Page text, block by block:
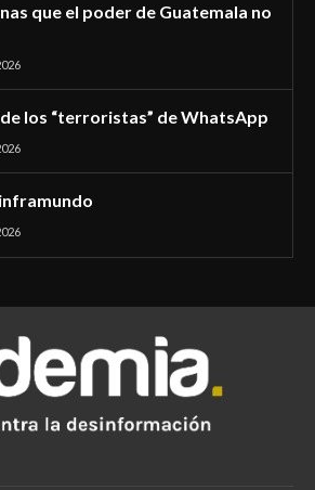
que el poder de Guatemala no
de los “terroristas” de WhatsApp